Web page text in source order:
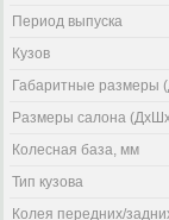
Период выпуска
Кузов
Габаритные размеры
Размеры салона
Колесная база, мм
Тип кузова
Колея передних/